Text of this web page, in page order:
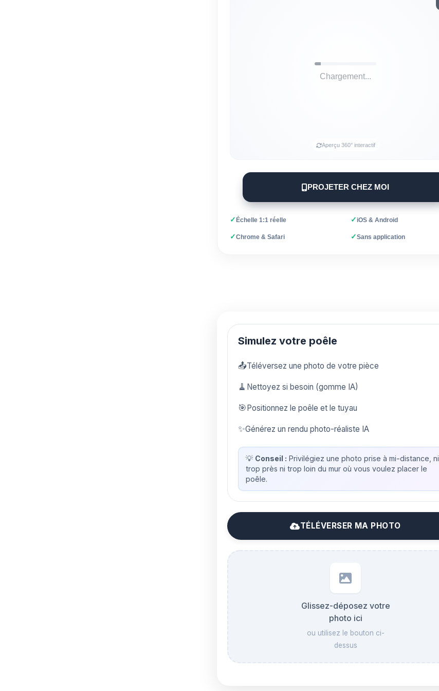
Aperçu 360° interactif
PROJETER CHEZ MOI
✓Échelle 1:1 réelle ✓iOS & Android
✓Chrome & Safari ✓Sans application
Simulez votre poêle
📤Téléversez une photo de votre pièce
🧹 Nettoyez si besoin (gomme IA)
🎯Positionnez le poêle et le tuyau
✨Générez un rendu photo-réaliste IA
💡 Conseil : Privilégiez une photo prise à mi-distance, ni
trop près ni trop loin du mur où vous voulez placer le
poêle.
TÉLÉVERSER MA PHOTO
Glissez-déposez votre
photo ici
ou utilisez le bouton ci-
dessus